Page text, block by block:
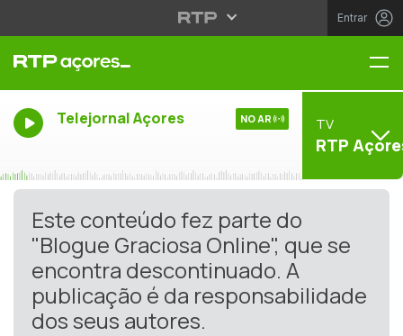
Entrar
Telejornal Açores NO AR TV
RTP
Este conteúdo fez parte do
"Blogue Graciosa Online", que se
encontra descontinuado. A
publicação é da responsabilidade
dos seus autores.